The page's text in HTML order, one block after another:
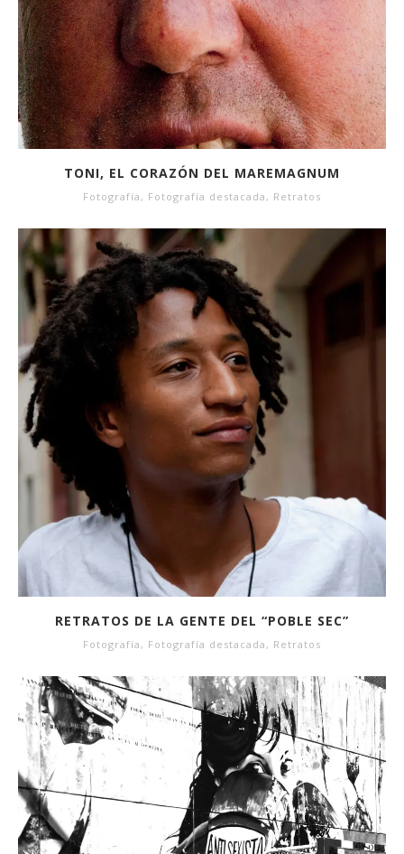
TONI, EL CORAZÓN DEL MAREMAGNUM
Fotografía , Fotografía destacada , Retratos
RETRATOS DE LA GENTE DEL “POBLE SEC”
Fotografía , Fotografía destacada , Retratos